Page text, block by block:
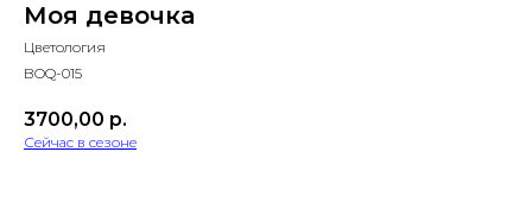
Моя девочка
Цветология
BOQ-015
3700,00 р.
Сейчас в сезоне